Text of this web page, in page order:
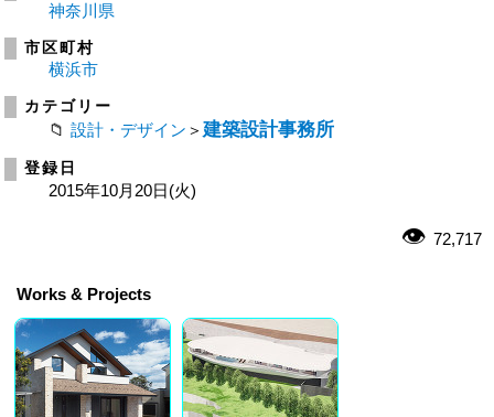
神奈川県
市区町村
横浜市
カテゴリー
設計・デザイン ＞ 建築設計事務所
登録日
2015年10月20日(火)
72,717
Works & Projects